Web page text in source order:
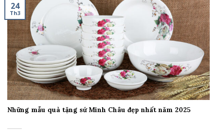
Những mẫu quà tặng sứ Minh Châu đẹp nhất năm 2025
24
Th3